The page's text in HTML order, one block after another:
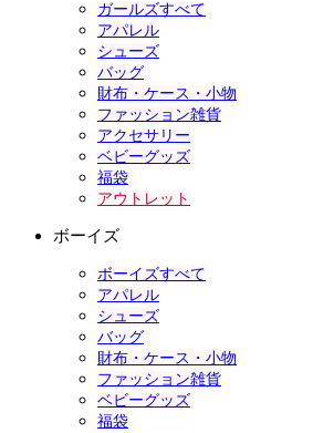
ガールズすべて
アパレル
シューズ
バッグ
財布・ケース・小物
ファッション雑貨
アクセサリー
ベビーグッズ
福袋
アウトレット
ボーイズ
ボーイズすべて
アパレル
シューズ
バッグ
財布・ケース・小物
ファッション雑貨
ベビーグッズ
福袋